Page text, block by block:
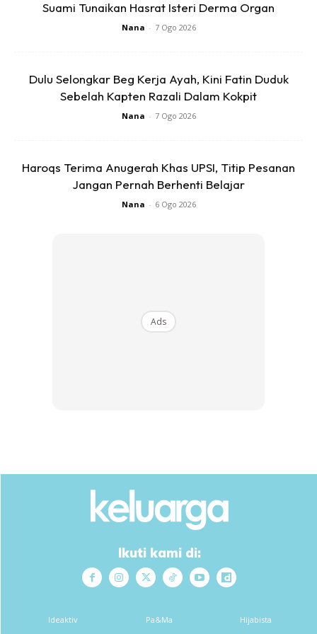
??READY STOCK?? Otak-
Otak Daun Nipah (50 Pcs)
Buy Now
CENDAWAN RANGUP BY
HERO CHEF
Buy Now
Suami Tunaikan Hasrat Isteri Derma Organ
Nana - 7 Ogo 2026
Dulu Selongkar Beg Kerja Ayah, Kini Fatin Duduk
Sebelah Kapten Razali Dalam Kokpit
Nana - 7 Ogo 2026
Haroqs Terima Anugerah Khas UPSI, Titip Pesanan
Jangan Pernah Berhenti Belajar
Nana - 6 Ogo 2026
Ads
Ikuti kami di:
Ideaktiv Pa&Ma Hijabista